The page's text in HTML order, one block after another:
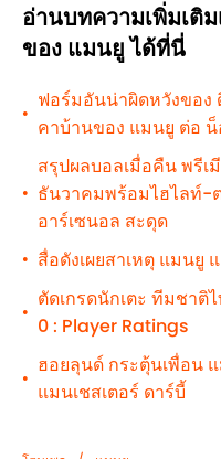
อ่านบทความเพิ่มเติ
ของ แมนยู ได้ที่นี่
•
ฟอร์มอันน่าผิดหวังของ
คาบ้านของ แมนยู ต่อ น็
•
สรุปผลบอลเมื่อคืน พรี
ธันวาคมพร้อมไฮไลท์-
อาร์เซนอล สะดุด
• สื่อดังเผยสาเหตุ แมนยู
•
ตัดเกรดนักเตะ ทีมชาติ
0 : Player Ratings
•
ฮอยลุนด์ กระตุ้นเพื่อน
แมนเชสเตอร์ ดาร์บี้